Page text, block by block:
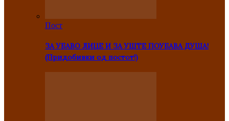
Пост
ЗА УБАВО ЛИЦЕ И ЗА УШТЕ ПОУБАВА ДУША!
(Придобивки од постот!)